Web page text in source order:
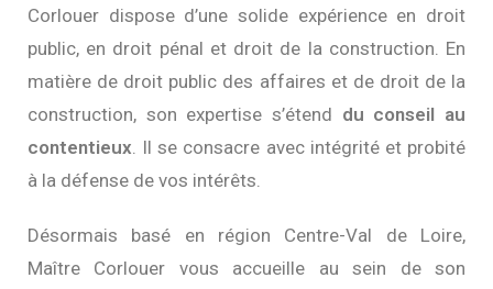
Corlouer dispose d’une solide expérience en droit
public, en droit pénal et droit de la construction. En
matière de droit public des affaires et de droit de la
construction, son expertise s’étend du conseil au
contentieux. Il se consacre avec intégrité et probité
à la défense de vos intérêts.
Désormais basé en région Centre-Val de Loire,
Maître Corlouer vous accueille au sein de son